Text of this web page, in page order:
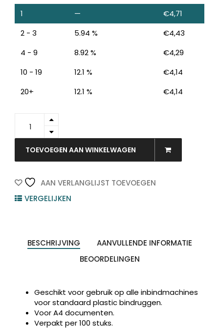
1
— €4,71
2 - 3
5.94 % €4,43
4 - 9
8.92 % €4,29
10 - 19
12.1 % €4,14
20+
12.1 % €4,14
FELLOWES
Bindrug
Kunststof
21-
Rings
10mm
quantity
TOEVOEGEN AAN WINKELWAGEN
AAN VERLANGLIJST TOEVOEGEN
VERGELIJKEN
BESCHRIJVING
AANVULLENDE INFORMATIE
BEOORDELINGEN
Geschikt voor gebruik op alle inbindmachines
voor standaard plastic bindruggen.
Voor A4 documenten.
Verpakt per 100 stuks.